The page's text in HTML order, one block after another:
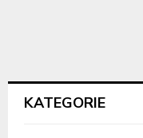
KATEGORIE